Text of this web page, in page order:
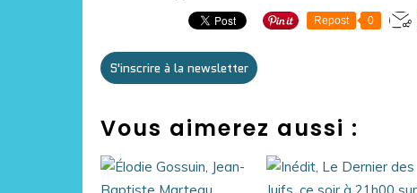
Repost 0
S'inscrire à la newsletter
Vous aimerez aussi :